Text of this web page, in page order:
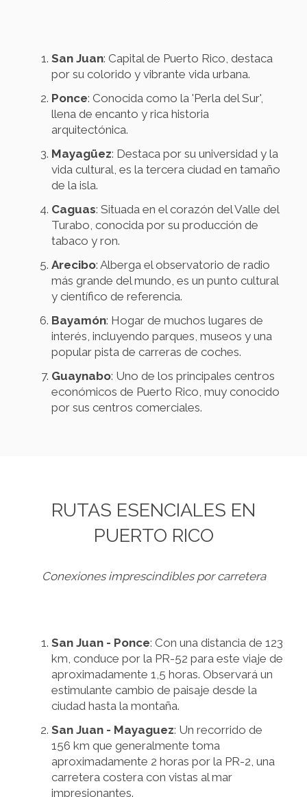
San Juan: Capital de Puerto Rico, destaca
por su colorido y vibrante vida urbana.
Ponce: Conocida como la 'Perla del Sur',
llena de encanto y rica historia
arquitectónica.
Mayagüez: Destaca por su universidad y la
vida cultural, es la tercera ciudad en tamaño
de la isla.
Caguas: Situada en el corazón del Valle del
Turabo, conocida por su producción de
tabaco y ron.
Arecibo: Alberga el observatorio de radio
más grande del mundo, es un punto cultural
y científico de referencia.
Bayamón: Hogar de muchos lugares de
interés, incluyendo parques, museos y una
popular pista de carreras de coches.
Guaynabo: Uno de los principales centros
económicos de Puerto Rico, muy conocido
por sus centros comerciales.
RUTAS ESENCIALES EN
PUERTO RICO
Conexiones imprescindibles por carretera
San Juan - Ponce: Con una distancia de 123
km, conduce por la PR-52 para este viaje de
aproximadamente 1,5 horas. Observará un
estimulante cambio de paisaje desde la
ciudad hasta la montaña.
San Juan - Mayaguez: Un recorrido de
156 km que generalmente toma
aproximadamente 2 horas por la PR-2, una
carretera costera con vistas al mar
impresionantes.